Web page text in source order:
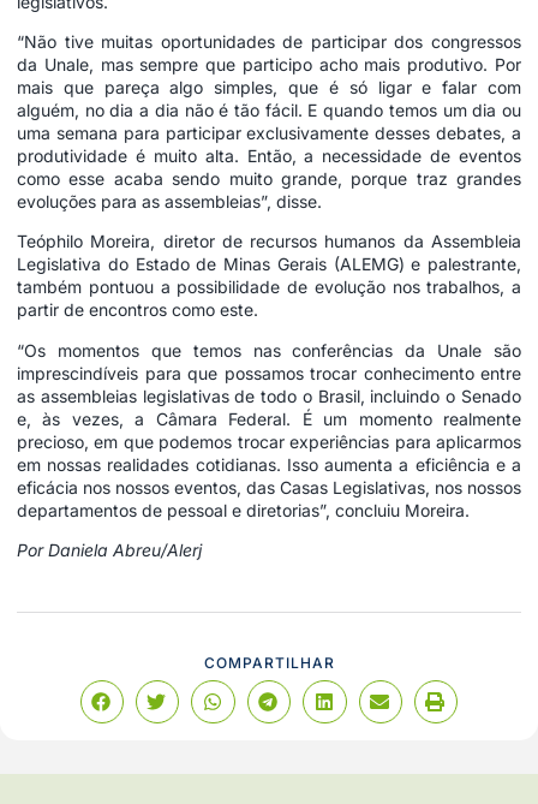
“Não tive muitas oportunidades de participar dos congressos
da Unale, mas sempre que participo acho mais produtivo. Por
mais que pareça algo simples, que é só ligar e falar com
alguém, no dia a dia não é tão fácil. E quando temos um dia ou
uma semana para participar exclusivamente desses debates, a
produtividade é muito alta. Então, a necessidade de eventos
como esse acaba sendo muito grande, porque traz grandes
evoluções para as assembleias”, disse.
Teóphilo Moreira, diretor de recursos humanos da Assembleia
Legislativa do Estado de Minas Gerais (ALEMG) e palestrante,
também pontuou a possibilidade de evolução nos trabalhos, a
partir de encontros como este.
“Os momentos que temos nas conferências da Unale são
imprescindíveis para que possamos trocar conhecimento entre
as assembleias legislativas de todo o Brasil, incluindo o Senado
e, às vezes, a Câmara Federal. É um momento realmente
precioso, em que podemos trocar experiências para aplicarmos
em nossas realidades cotidianas. Isso aumenta a eficiência e a
eficácia nos nossos eventos, das Casas Legislativas, nos nossos
departamentos de pessoal e diretorias”, concluiu Moreira.
Por Daniela Abreu/Alerj
COMPARTILHAR